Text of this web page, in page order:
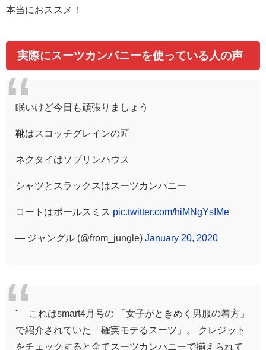
本当におススメ！
実際にスーツカンパニーを使っている人の声
眠いけど今日も頑張りましょう
靴はスコッチグレインの匠
ネクタイはソブリンハウス
シャツとスラックスはスーツカンパニー
コートはポールスミス pic.twitter.com/hiMNgYsIMe
— ジャングル (@from_jungle) January 20, 2020
" これはsmart4月号の 「女子がときめく男服の着方」
で紹介されていた「確実モテるスーツ」。 クレジット
をチェックすると全てスーツカンパニーで揃えられて